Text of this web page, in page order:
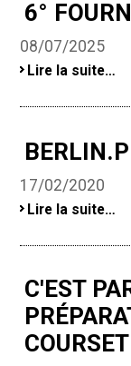
6°
08/07/2025
6°
2025
Lire la suite…
17/02/2020
Berlin.pdf
Lire la suite…
C'EST